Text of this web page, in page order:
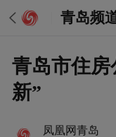
青岛频
青岛市住
新”
凤凰网青岛